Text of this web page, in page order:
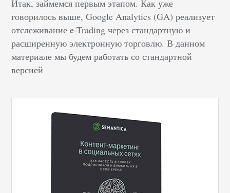
Итак, займемся первым этапом. Как уже
говорилось выше, Google Analytics (GA) реализует
отслеживание e-Trading через стандартную и
расширенную электронную торговлю. В данном
материале мы будем работать со стандартной
версией